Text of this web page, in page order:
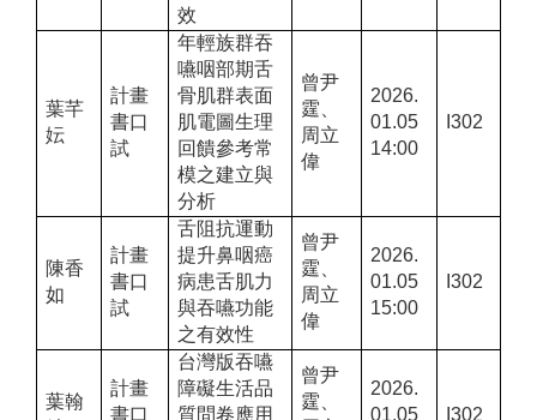
效
葉芊
妘
計畫
書口
試
年輕族群吞
嚥咽部期舌
骨肌群表面
肌電圖生理
回饋參考常
模之建立與
分析
曾尹
霆、
周立
偉
2026.
01.05
14:00
I302
陳香
如
計畫
書口
試
舌阻抗運動
提升鼻咽癌
病患舌肌力
與吞嚥功能
之有效性
曾尹
霆、
周立
偉
2026.
01.05
15:00
I302
葉翰
計畫
書口
台灣版吞嚥
障礙生活品
質問卷應用
曾尹
霆、
2026.
01.05
I302